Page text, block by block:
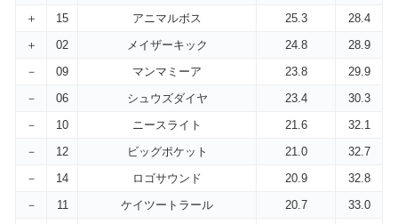
＋
15 アニマルボス 25.3
28.4
＋
02 メイザーキック 24.8
28.9
－
09 マンマミーア 23.8
29.9
－
06 シュウズダイヤ 23.4
30.3
－
10 ニースライト 21.6
32.1
－
12 ビッグポケット 21.0
32.7
－
14 ロゴサウンド 20.9
32.8
－
11 ケイツートラール 20.7
33.0